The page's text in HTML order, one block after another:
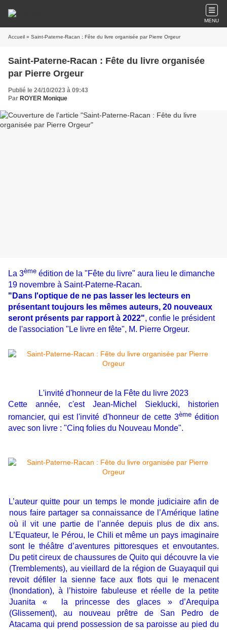
MENU
Accueil » Saint-Paterne-Racan : Fête du livre organisée par Pierre Orgeur
Saint-Paterne-Racan : Fête du livre organisée
par Pierre Orgeur
Publié le 24/10/2023 à 09:43
Par ROYER Monique
La 3ème édition de la "Fête du livre" aura lieu le dimanche
19 novembre à Saint-Paterne-Racan.
"Dans l'optique de ne pas lasser les lecteurs en
présentant toujours les mêmes auteurs, 20 nouveaux
seront présents par rapport à 2022", confie le président
de l'association "Le livre en fête", M. Pierre Orgeur.
L'invité d'honneur de la Fête du livre 2023
Cette année, c'est Jean-Michel Sieklucki, historien
romancier, qui est l'invité d'honneur de cette 3ème édition
avec son livre : "Cinq folies du Nouveau Monde".
L’auteur quitte pour un temps le monde judiciaire afin de
nous faire partager sa connaissance de l’Amérique latine
où il vit une partie de l’année depuis plus de dix ans.
L’Equateur, le Pérou, le Chili et même un pays imaginaire
sont le théâtre d’aventures pittoresques et envoutantes.
Du petit cireux de chaussures de Quito qui découvre la vie
(Tremblements), au vieillard de la région de Guayaquil qui
revoit défiler la sienne face aux flots qui le menacent
(Inondation), à l’histoire fabuleuse et réelle de la petite
Juanita « la princesse des glaces » d’Arequipa
(Glissement), au nouveau prêtre de San Pedro de
Atacama qui prend possession de sa paroisse au pied du